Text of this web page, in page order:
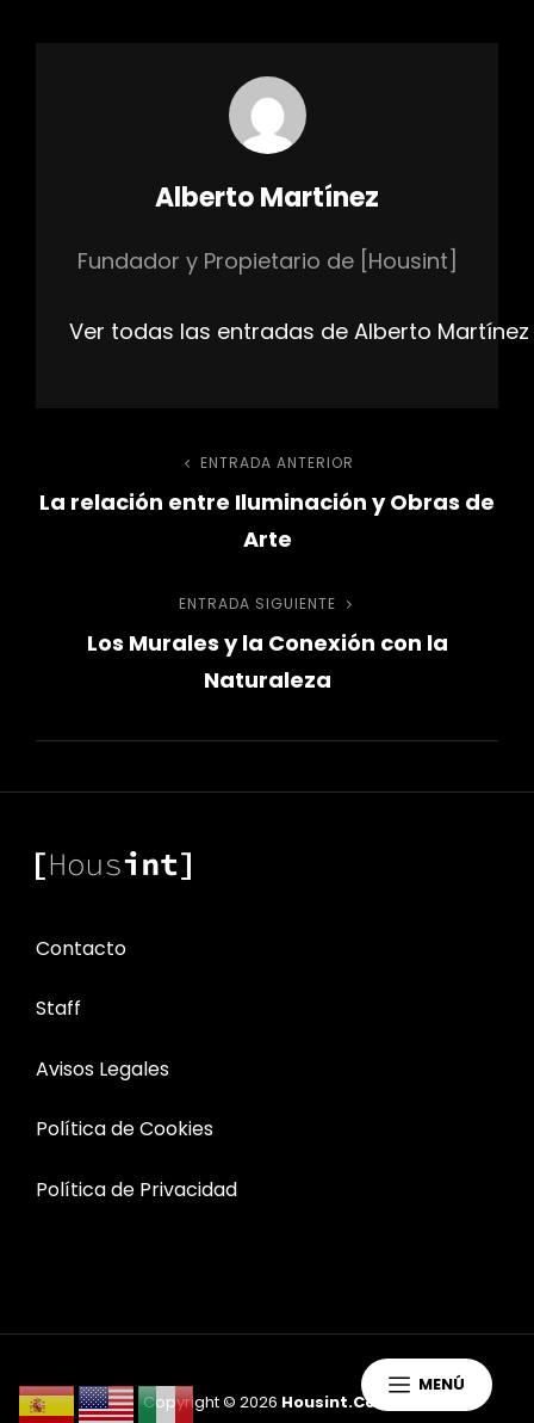
MENÚ
Autor:
Alberto Martínez
Fundador y Propietario de [Housint]
Ver todas las entradas de Alberto Martínez
Navegación
entradas
Entrada
anterior
ENTRADA ANTERIOR
La relación entre Iluminación y Obras de
Arte
Entrada
siguiente
ENTRADA SIGUIENTE
Los Murales y la Conexión con la
Naturaleza
Contacto
Staff
Avisos Legales
Política de Cookies
Política de Privacidad
Copyright © 2026 Housint.com